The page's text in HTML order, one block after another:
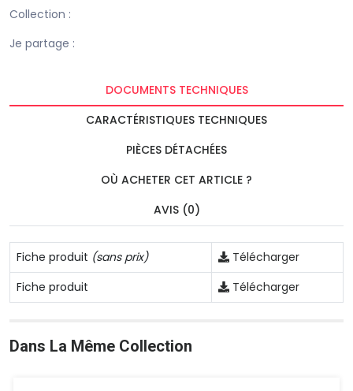
Collection :
Je partage :
DOCUMENTS TECHNIQUES
CARACTÉRISTIQUES TECHNIQUES
PIÈCES DÉTACHÉES
OÙ ACHETER CET ARTICLE ?
AVIS (0)
Fiche produit (sans prix)
Télécharger
Fiche produit
Télécharger
Dans La Même Collection